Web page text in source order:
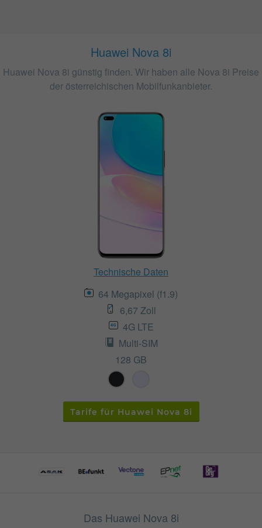
Huawei Nova 8i
Huawei Nova 8i günstig finden. Wir haben alle Nova 8i Preise
der österreichischen Mobilfunkanbieter.
Technische Daten
64 Megapixel (f1.9)
6,67 Zoll
4G LTE
Multi-SIM
128 GB
Tarife für Huawei Nova 8i
Das Huawei Nova 8i